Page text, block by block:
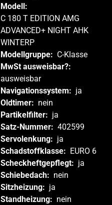
Modell:
C 180 T EDITION AMG
ADVANCED+ NIGHT AHK
WINTERP
Modellgruppe: C-Klasse
MwSt ausweisbar?:
ausweisbar
Navigationssystem: ja
Oldtimer: nein
Partikelfilter: ja
Satz-Nummer: 402599
Servolenkung: ja
Schadstoffklasse: EURO 6
Scheckheftgepflegt: ja
Schiebedach: nein
Sitzheizung: ja
Standheizung: nein